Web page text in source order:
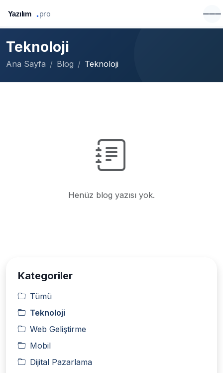
Teknoloji
Ana Sayfa Blog Teknoloji
Henüz blog yazısı yok.
Kategoriler
Tümü
Teknoloji
Web Geliştirme
Mobil
Dijital Pazarlama